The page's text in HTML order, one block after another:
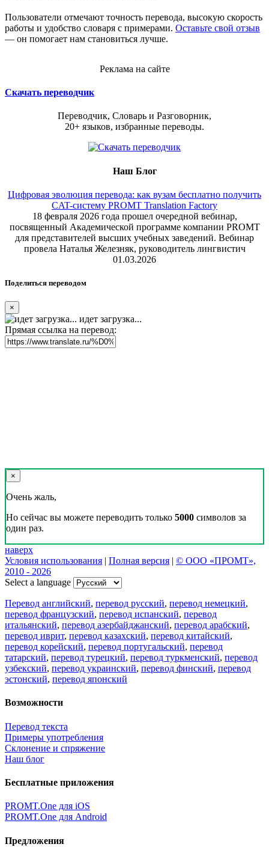
Пользователи отмечают точность перевода, высокую скорость
работы и удобство словаря с примерами. Оставьте свой отзыв
— он помогает нам становиться лучше.
Реклама на сайте
Скачать переводчик
Переводчик, Словарь и Разговорник,
20+ языков, избранные переводы.
Наш Блог
Цифровая эволюция перевода: как вузам бесплатно получить
CAT-систему PROMT Translation Factory
18 февраля 2026 года прошел очередной вебинар,
посвященный Академической программе компании PROMT
для представителей высших учебных заведений. Вебинар
провела Наталья Железняк, руководитель лингвистич
01.03.2026
Поделиться переводом
×
идет загрузка...
Прямая ссылка на перевод:
×
Очень жаль,
Но сейчас вы можете переводить только 5000 символов за
один раз.
наверх
Условия использования | Полная версия | © ООО «ПРОМТ»,
2010 - 2026
Select a language
Перевод английский, перевод русский, перевод немецкий,
перевод французский, перевод испанский, перевод
итальянский, перевод азербайджанский, перевод арабский,
перевод иврит, перевод казахский, перевод китайский,
перевод корейский, перевод португальский, перевод
татарский, перевод турецкий, перевод туркменский, перевод
узбекский, перевод украинский, перевод финский, перевод
эстонский, перевод японский
Возможности
Перевод текста
Примеры употребления
Склонение и спряжение
Наш блог
Бесплатные приложения
PROMT.One для iOS
PROMT.One для Android
Предложения